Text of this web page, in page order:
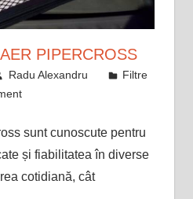
PIPERCROSS
Radu Alexandru
Filtre
sunt cunoscute pentru
și fiabilitatea în diverse
cotidiană, cât